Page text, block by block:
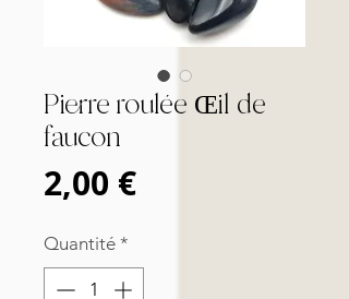
Pierre roulée Œil de
faucon
2,00 €Prix
Quantité *